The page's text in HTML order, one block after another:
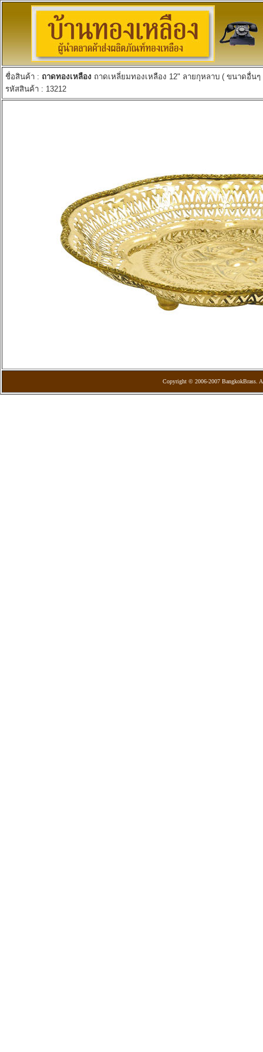
ชื่อสินค้า : ถาดทองเหลือง ถาดเหลี่ยมทองเหลือง 12" ลายกุหลาบ ( ขนาดอื่นๆ
รหัสสินค้า : 13212
Copyright © 2006-2007 BangkokBrass.